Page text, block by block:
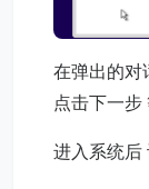
在弹出的对
点击下一步
进入系统后